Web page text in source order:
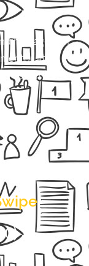
page dan
atau
dalam